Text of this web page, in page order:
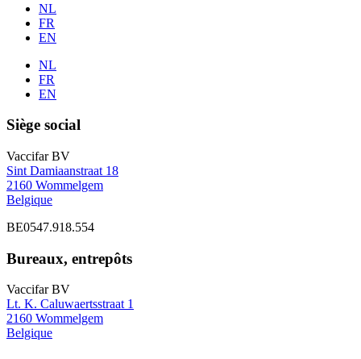
NL
FR
EN
NL
FR
EN
Siège social
Vaccifar BV
Sint Damiaanstraat 18
2160 Wommelgem
Belgique
BE0547.918.554
Bureaux, entrepôts
Vaccifar BV
Lt. K. Caluwaertsstraat 1
2160 Wommelgem
Belgique